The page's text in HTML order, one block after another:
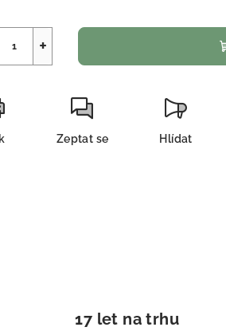
+
Zeptat se Hlídat
17 let na trhu